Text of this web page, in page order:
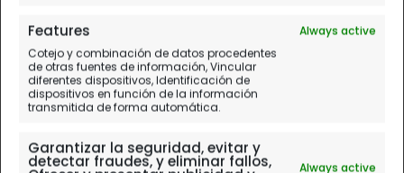
Features
Always active
Cotejo y combinación de datos procedentes
de otras fuentes de información, Vincular
diferentes dispositivos, Identificación de
dispositivos en función de la información
transmitida de forma automática.
Garantizar la seguridad, evitar y
detectar fraudes, y eliminar fallos, Always active
cualquier rincón del
mundo
VER MÁS